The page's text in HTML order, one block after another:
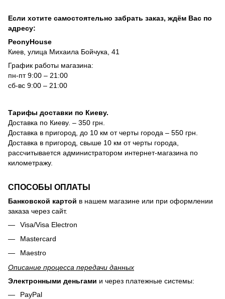
Если хотите самостоятельно забрать заказ, ждём Вас по
адресу:
PeonyHouse
Киев, улица Михаила Бойчука, 41
График работы магазина:
пн-пт 9:00 – 21:00
сб-вс 9:00 – 21:00
Тарифы доставки по Киеву.
Доставка по Киеву. – 350 грн.
Доставка в пригород, до 10 км от черты города – 550 грн.
Доставка в пригород, свыше 10 км от черты города,
рассчитывается администратором интернет-магазина по
километражу.
СПОСОБЫ ОПЛАТЫ
Банковской картой в нашем магазине или при оформлении
заказа через сайт.
Visa/Visa Electron
Mastercard
Maestro
Описание процесса передачи данных
Электронными деньгами и через платежные системы:
PayPal